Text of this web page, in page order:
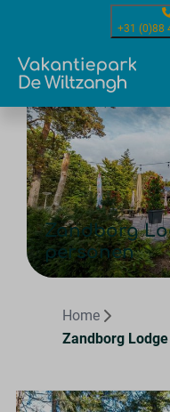
+31 (0)88
Zandborg
personen
Home
Zandborg